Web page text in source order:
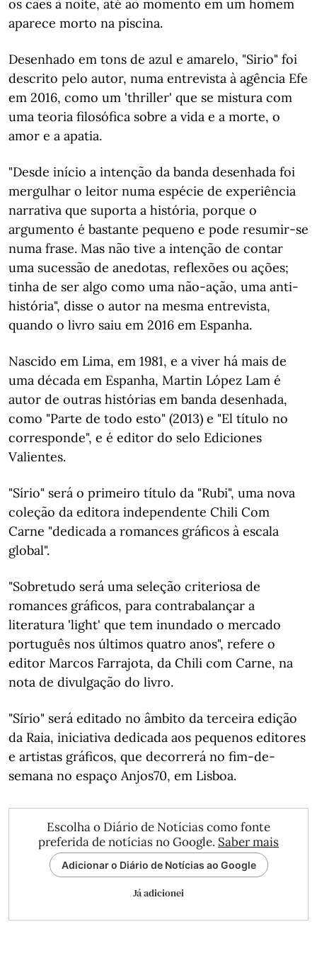
os cães à noite, até ao momento em um homem
aparece morto na piscina.
Desenhado em tons de azul e amarelo, "Sirio" foi
descrito pelo autor, numa entrevista à agência Efe
em 2016, como um 'thriller' que se mistura com
uma teoria filosófica sobre a vida e a morte, o
amor e a apatia.
"Desde início a intenção da banda desenhada foi
mergulhar o leitor numa espécie de experiência
narrativa que suporta a história, porque o
argumento é bastante pequeno e pode resumir-se
numa frase. Mas não tive a intenção de contar
uma sucessão de anedotas, reflexões ou ações;
tinha de ser algo como uma não-ação, uma anti-
história", disse o autor na mesma entrevista,
quando o livro saiu em 2016 em Espanha.
Nascido em Lima, em 1981, e a viver há mais de
uma década em Espanha, Martin López Lam é
autor de outras histórias em banda desenhada,
como "Parte de todo esto" (2013) e "El título no
corresponde", e é editor do selo Ediciones
Valientes.
"Sírio" será o primeiro título da "Rubi", uma nova
coleção da editora independente Chili Com
Carne "dedicada a romances gráficos à escala
global".
"Sobretudo será uma seleção criteriosa de
romances gráficos, para contrabalançar a
literatura 'light' que tem inundado o mercado
português nos últimos quatro anos", refere o
editor Marcos Farrajota, da Chili com Carne, na
nota de divulgação do livro.
"Sírio" será editado no âmbito da terceira edição
da Raia, iniciativa dedicada aos pequenos editores
e artistas gráficos, que decorrerá no fim-de-
semana no espaço Anjos70, em Lisboa.
Escolha o Diário de Notícias como fonte
preferida de notícias no Google. Saber mais
Adicionar o Diário de Notícias ao Google
Já adicionei